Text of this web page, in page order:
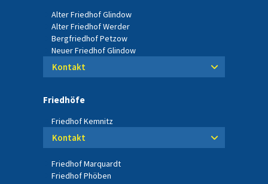
Alter Friedhof Glindow
Alter Friedhof Werder
Bergfriedhof Petzow
Neuer Friedhof Glindow
Kontakt
Friedhöfe
Friedhof Kemnitz
Kontakt
Friedhof Marquardt
Friedhof Phöben